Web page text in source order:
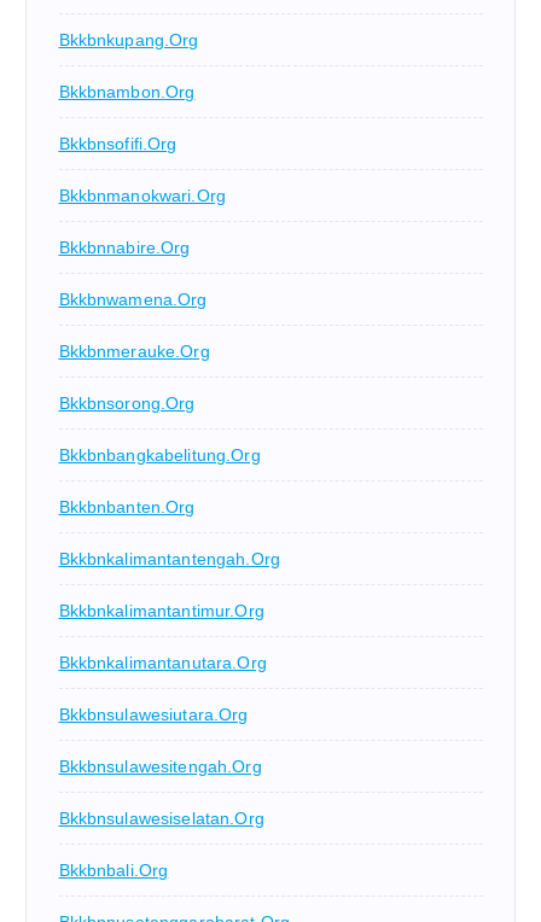
Bkkbnkupang.org
Bkkbnambon.org
Bkkbnsofifi.org
Bkkbnmanokwari.org
Bkkbnnabire.org
Bkkbnwamena.org
Bkkbnmerauke.org
Bkkbnsorong.org
Bkkbnbangkabelitung.org
Bkkbnbanten.org
Bkkbnkalimantantengah.org
Bkkbnkalimantantimur.org
Bkkbnkalimantanutara.org
Bkkbnsulawesiutara.org
Bkkbnsulawesitengah.org
Bkkbnsulawesiselatan.org
Bkkbnbali.org